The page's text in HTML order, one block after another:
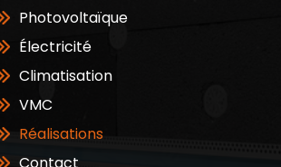
Photovoltaïque
Électricité
Climatisation
VMC
Réalisations
Contact